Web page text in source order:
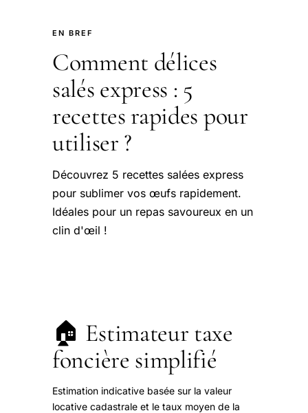
EN BREF
Comment délices
salés express : 5
recettes rapides pour
utiliser ?
Découvrez 5 recettes salées express
pour sublimer vos œufs rapidement.
Idéales pour un repas savoureux en un
clin d'œil !
🏠 Estimateur taxe
foncière simplifié
Estimation indicative basée sur la valeur
locative cadastrale et le taux moyen de la